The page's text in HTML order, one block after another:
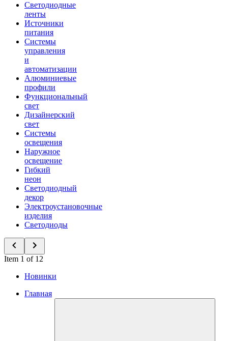
Светодиодные
ленты
Источники
питания
Системы
управления
и
автоматизации
Алюминиевые
профили
Функциональный
свет
Дизайнерский
свет
Системы
освещения
Наружное
освещение
Гибкий
неон
Светодиодный
декор
Электроустановочные
изделия
Светодиоды
Item 1 of 12
Новинки
Главная